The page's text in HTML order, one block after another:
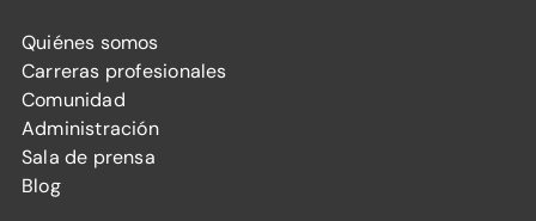
Quiénes somos
Carreras profesionales
Comunidad
Administración
Sala de prensa
Blog